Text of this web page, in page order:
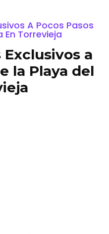
A Pocos Pasos
En Torrevieja
a
la Playa del